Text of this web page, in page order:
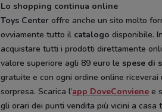
Lo shopping continua online
Toys Centeroffre anche un sito molto
ovviamente tutto il catalogo disponibile.
acquistare tutti i prodotti direttamente
valore superiore agli 89 euro le spese di
gratuite e con ogni ordine online riceverai
sorpresa. Scarica l’app DoveConviene e
gli orari dei punti vendita più vicini a casa